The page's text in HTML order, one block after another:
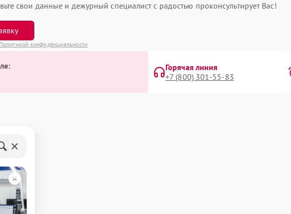
свои данные и дежурный специалист с радостью проконсультирует Вас!
Политикой конфиденциальности
Горячая линия
+7 (800) 301-55-83